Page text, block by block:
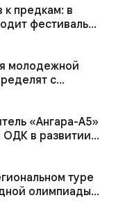
к предкам: в
фестиваль
молодежной
с
«Ангара-А5»
ОДК в развитии
отрасли
туре
олимпиады